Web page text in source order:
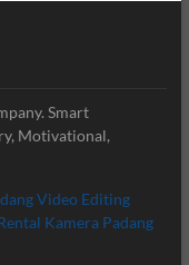
Smart
Motivational,
Video Editing
Kamera Padang